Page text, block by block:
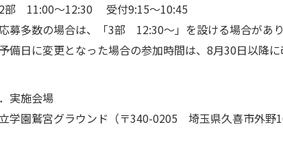
2部 11:00～12:30 受付9:15～10:45
募多数の場合は、「3部 12:30～」を設ける場合があり
備日に変更となった場合の参加時間は、8月30日以降に
実施会場
学園鷲宮グラウンド（〒340-0205 埼玉県久喜市外野